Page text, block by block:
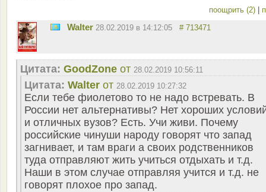
поощрить (2)
Walter 28.02.2019 в 14:12:05 # 713471
Цитата: GoodZone от 28.02.2019 10:56:11
Цитата: Walter от 28.02.2019 10:27:32
Если тебе фиолетово то не надо встревать. В
России нет альтернативы? Нет хороших
и отличных вузов? Есть. Учи живи. Почему
российские чинуши народу говорят что запад
загнивает, и там враги а своих родственников
туда отправляют жить учиться отдыхать и т.д.
Наши в этом случае отправляя учится и т.д. не
говорят плохое про запад.